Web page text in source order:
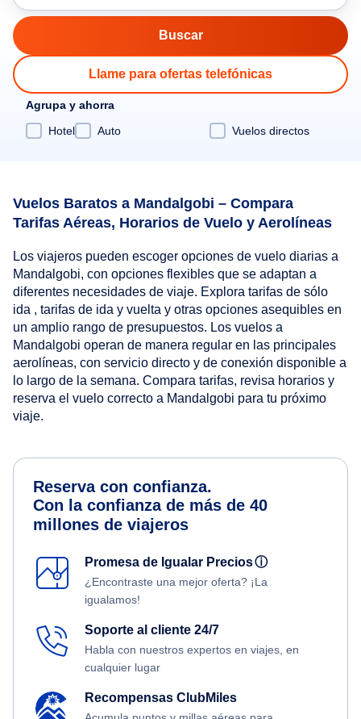
Llame para ofertas telefónicas
Agrupa y ahorra
Hotel
Auto Vuelos directos
Vuelos Baratos a Mandalgobi – Compara
Tarifas Aéreas, Horarios de Vuelo y Aerolíneas
Los viajeros pueden escoger opciones de vuelo diarias a
Mandalgobi, con opciones flexibles que se adaptan a
diferentes necesidades de viaje. Explora tarifas de sólo
ida , tarifas de ida y vuelta y otras opciones asequibles en
un amplio rango de presupuestos. Los vuelos a
Mandalgobi operan de manera regular en las principales
aerolíneas, con servicio directo y de conexión disponible a
lo largo de la semana. Compara tarifas, revisa horarios y
reserva el vuelo correcto a Mandalgobi para tu próximo
viaje.
Reserva con confianza.
Con la confianza de más de 40
millones de viajeros
Promesa de Igualar Preciosⓘ
¿Encontraste una mejor oferta? ¡La
igualamos!
Soporte al cliente 24/7
Habla con nuestros expertos en viajes, en
cualquier lugar
Recompensas ClubMiles